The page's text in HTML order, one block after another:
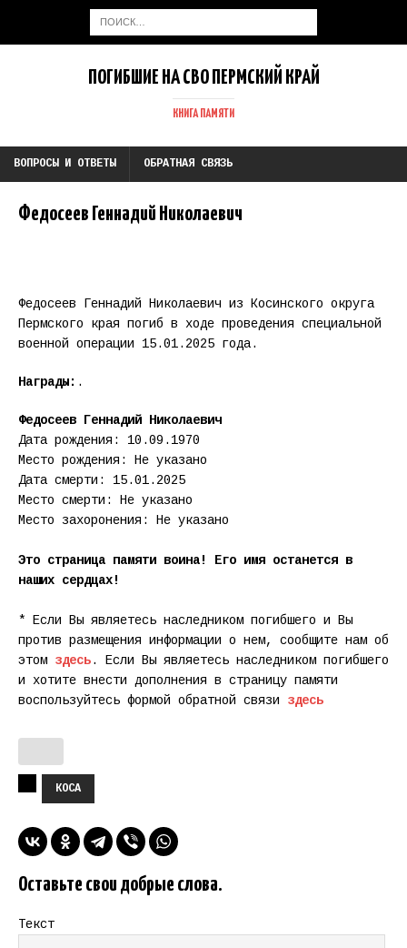
ПОГИБШИЕ НА СВО ПЕРМСКИЙ КРАЙ
КНИГА ПАМЯТИ
ВОПРОСЫ И ОТВЕТЫ ОБРАТНАЯ СВЯЗЬ
Федосеев Геннадий Николаевич
Федосеев Геннадий Николаевич из Косинского округа
Пермского края погиб в ходе проведения специальной
военной операции 15.01.2025 года.
Награды: .
Федосеев Геннадий Николаевич
Дата рождения: 10.09.1970
Место рождения: Не указано
Дата смерти: 15.01.2025
Место смерти: Не указано
Место захоронения: Не указано
Это страница памяти воина! Его имя останется в
наших сердцах!
* Если Вы являетесь наследником погибшего и Вы
против размещения информации о нем, сообщите нам об
этом здесь. Если Вы являетесь наследником погибшего
и хотите внести дополнения в страницу памяти
воспользуйтесь формой обратной связи здесь
КОСА
Оставьте свои добрые слова.
Текст